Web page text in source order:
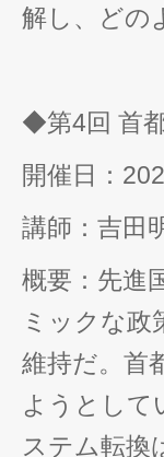
解し、どの
◆第4回 首
開催日：
講師：吉田
概要：先進
ミックな政
維持だ。首
ようとして
ステム転換